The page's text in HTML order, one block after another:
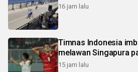
16 jam lalu
Timnas Indonesia
melawan Singapura
15 jam lalu